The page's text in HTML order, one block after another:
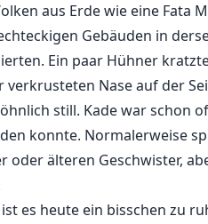
aus Erde wie eine
Gebäuden in
Ein paar Hühner
Nase auf der
still. Kade war schon
konnte. Normalerweise
oder älteren Geschwister,
es heute ein bisschen zu